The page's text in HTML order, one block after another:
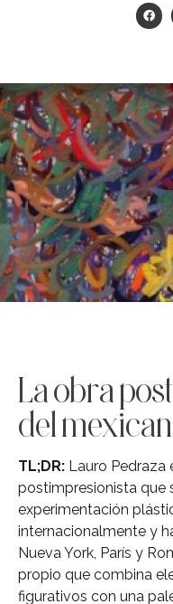
La obra
del
TL;DR: Lauro Pedraza
postimpresionista que
experimentación
internacionalmente y
Nueva York, París y
propio que combina
figurativos con una